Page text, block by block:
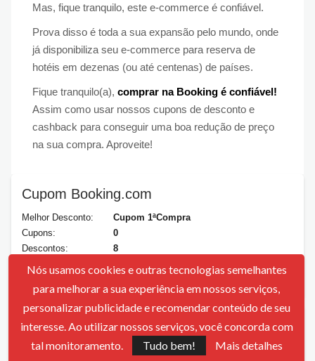
Mas, fique tranquilo, este e-commerce é confiável.
Prova disso é toda a sua expansão pelo mundo, onde
já disponibiliza seu e-commerce para reserva de
hotéis em dezenas (ou até centenas) de países.
Fique tranquilo(a), comprar na Booking é confiável!
Assim como usar nossos cupons de desconto e
cashback para conseguir uma boa redução de preço
na sua compra. Aproveite!
Cupom Booking.com
Melhor Desconto:
Cupom 1ªCompra
Cupons:
0
Descontos:
8
Avaliações
Nós usamos cookies e outras tecnologias semelhantes
para melhorar a sua experiência em nossos serviços,
personalizar publicidade e recomendar conteúdo de seu
interesse. Ao utilizar nossos serviços, você concorda com
tal monitoramento.
Tudo bem! Mais detalhes